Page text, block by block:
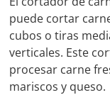
puede cortar
cubos o tiras
verticales. Este
procesar carne
mariscos y queso.